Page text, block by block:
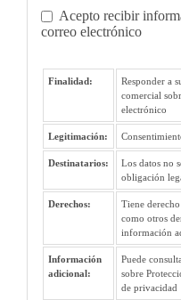
Acepto recibir
correo electrónico
Finalidad:
Responder a
comercial
electrónico
Legitimación:
Destinatarios:
Los datos no
obligación
Derechos:
Tiene
como otros
información
Información
adicional:
Puede
sobre
de privacidad